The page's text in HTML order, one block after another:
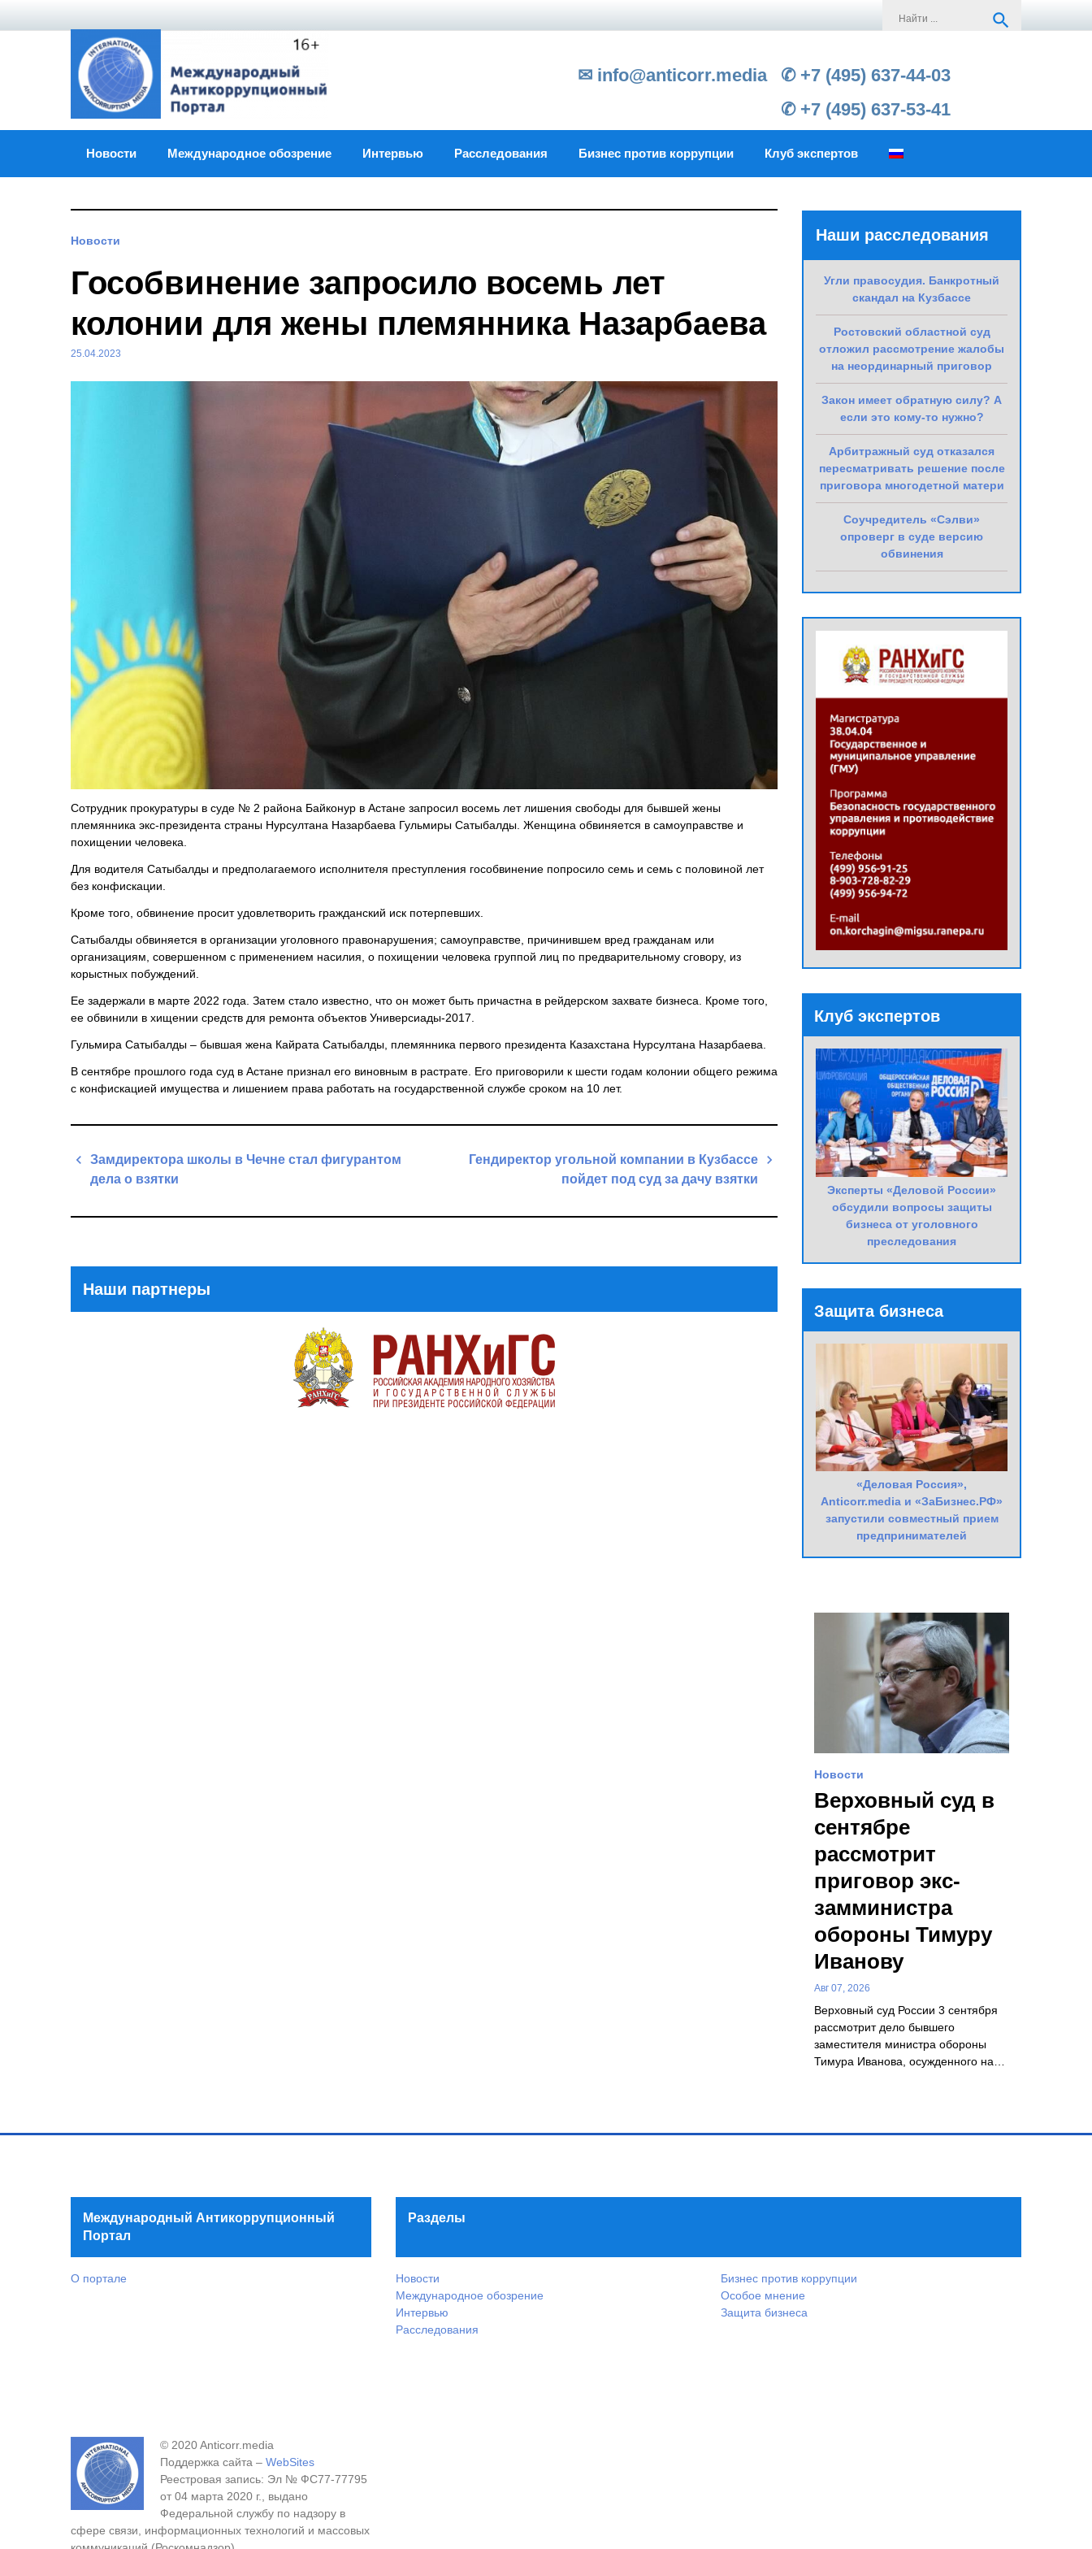
search
✉ info@anticorr.media
✆ +7 (495) 637-44-03
✆ +7 (495) 637-53-41
Новости Международное обозрение Интервью Расследования Бизнес против коррупции Клуб экспертов
Новости
Гособвинение запросило восемь лет
колонии для жены племянника Назарбаева
25.04.2023
Сотрудник прокуратуры в суде № 2 района Байконур в Астане запросил восемь лет лишения свободы для бывшей жены
племянника экс-президента страны Нурсултана Назарбаева Гульмиры Сатыбалды. Женщина обвиняется в самоуправстве и
похищении человека.
Для водителя Сатыбалды и предполагаемого исполнителя преступления гособвинение попросило семь и семь с половиной лет
без конфискации.
Кроме того, обвинение просит удовлетворить гражданский иск потерпевших.
Сатыбалды обвиняется в организации уголовного правонарушения; самоуправстве, причинившем вред гражданам или
организациям, совершенном с применением насилия, о похищении человека группой лиц по предварительному сговору, из
корыстных побуждений.
Ее задержали в марте 2022 года. Затем стало известно, что он может быть причастна в рейдерском захвате бизнеса. Кроме того,
ее обвинили в хищении средств для ремонта объектов Универсиады-2017.
Гульмира Сатыбалды – бывшая жена Кайрата Сатыбалды, племянника первого президента Казахстана Нурсултана Назарбаева.
В сентябре прошлого года суд в Астане признал его виновным в растрате. Его приговорили к шести годам колонии общего режима
с конфискацией имущества и лишением права работать на государственной службе сроком на 10 лет.
Навигация
по
Замдиректора школы в Чечне стал фигурантом
дела о взятки
Гендиректор угольной компании в Кузбассе
пойдет под суд за дачу взятки
Наши партнеры
Наши расследования
Угли правосудия. Банкротный
скандал на Кузбассе
Ростовский областной суд
отложил рассмотрение жалобы
на неординарный приговор
Закон имеет обратную силу? А
если это кому-то нужно?
Арбитражный суд отказался
пересматривать решение после
приговора многодетной матери
Соучредитель «Сэлви»
опроверг в суде версию
обвинения
Клуб экспертов
Эксперты «Деловой России»
обсудили вопросы защиты
бизнеса от уголовного
преследования
Защита бизнеса
«Деловая Россия»,
Anticorr.media и «ЗаБизнес.РФ»
запустили совместный прием
предпринимателей
Новости
Верховный суд в
сентябре
рассмотрит
приговор экс-
замминистра
обороны Тимуру
Иванову
Авг 07, 2026
Верховный суд России 3 сентября
рассмотрит дело бывшего
заместителя министра обороны
Тимура Иванова, осужденного на…
Международный Антикоррупционный
Портал
О портале
Разделы
Новости
Международное обозрение
Интервью
Расследования
Бизнес против коррупции
Особое мнение
Защита бизнеса
© 2020 Anticorr.media
Поддержка сайта – WebSites
Реестровая запись: Эл № ФС77-77795
от 04 марта 2020 г., выдано
Федеральной службу по надзору в
сфере связи, информационных технологий и массовых